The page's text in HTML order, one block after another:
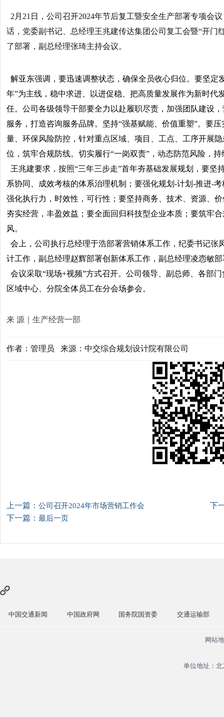
2月21日，公司召开2024年节后复工暨安全生产部署专项会
话，党委副书记、总经理王兆建传达集团公司复工会暨“开门
了部署，副总经理张琦主持会议。
解亚东强调， 要迅速调整状态，确保全员收心归位。 要坚定
年”为主线，稳中求进、以进促稳、把高质量发展作为新时代
任。公司各级领导干部要全力以赴履职尽责，加强团队建设
服务，打造咨询服务品牌。坚持“强基赋能、价值重塑”。 要压
量、环保风险防控，针对重点区域、项目、工点、工序开展
位，筑牢合规防线。切实履行“一岗双责”，动态防范风险，
王兆建要求，按照“三年三步走”首年夯基础发展规划， 要坚
系协同、成效考核的体系治理机制； 要强化规划-计划-推进-
强化执行力，时效性，可行性； 要坚持商务、技术、资源、
夯实经营，丰盈效益； 要全面回归科技型企业本质； 要筑牢
风。
会上，公司执行总经理于浩部署营销体系工作，纪委书记
计工作，副总经理赵辉部署创新体系工作，副总经理凌悫敏
会议采取“现场+视频”方式召开。公司领导、副总师、各部
区域中心、分院全体员工在分会场参会。
来 源｜生产经营一部
作者：管理员 来源：中交综合规划设计院有限公司
上一篇： 公司召开2024年市场营销工作会
下
下一篇： 最后一页
中国交通新闻 中国政府网 国务院国资委 交通运输部
网站
单位地址：北